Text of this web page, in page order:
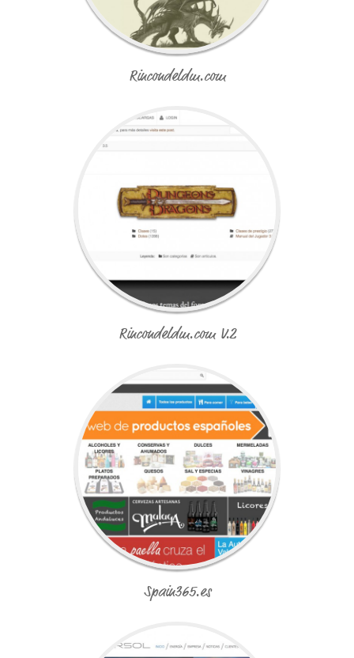
Rincondeldm.com
Rincondeldm.com V.2
Spain365.es